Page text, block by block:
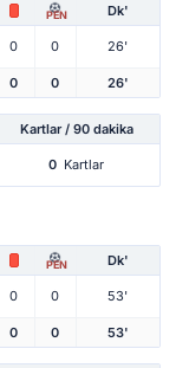
PEN Dk'
0 0 26'
0 0 26'
Kartlar / 90 dakika
0 Kartlar
PEN Dk'
0 0 53'
0 0 53'